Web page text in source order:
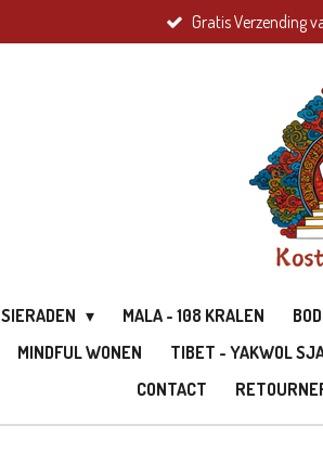
Gratis Verzending
SIERADEN MALA - 108 KRALEN
MINDFUL WONEN TIBET - YAKWOL
CONTACT